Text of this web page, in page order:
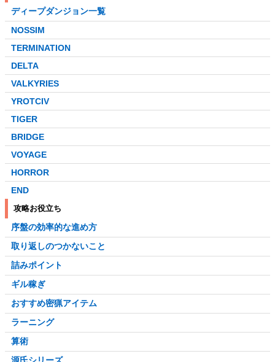
ディープダンジョン一覧
NOSSIM
TERMINATION
DELTA
VALKYRIES
YROTCIV
TIGER
BRIDGE
VOYAGE
HORROR
END
攻略お役立ち
序盤の効率的な進め方
取り返しのつかないこと
詰みポイント
ギル稼ぎ
おすすめ密猟アイテム
ラーニング
算術